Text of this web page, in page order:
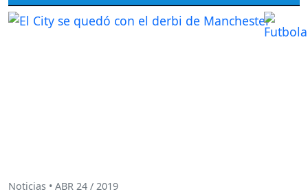
Noticias • ABR 24 / 2019